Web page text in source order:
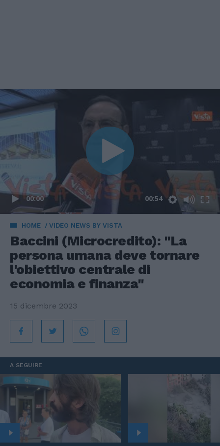
00:00 00:54
HOME VIDEO NEWS BY VISTA
Baccini (Microcredito): "La
persona umana deve tornare
l'obiettivo centrale di
economia e finanza"
15 dicembre 2023
A SEGUIRE